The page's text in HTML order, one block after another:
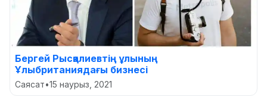
Бергей Рысқалиевтің ұлының
Ұлыбританиядағы бизнесі
Саясат•15 наурыз, 2021